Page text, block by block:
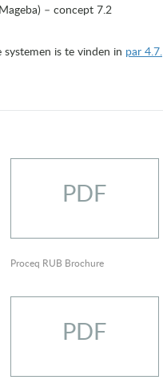
– concept 7.2
is te vinden in par 4.7.
PDF
Proceq RUB Brochure
PDF